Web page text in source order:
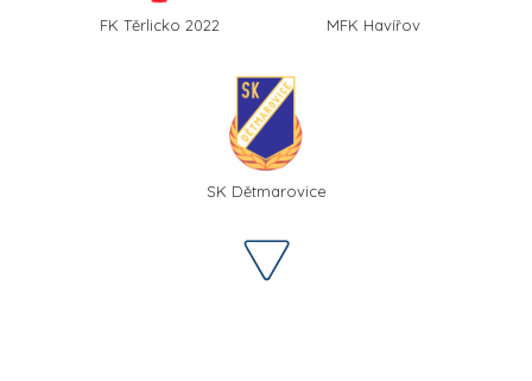
FK Těrlicko 2022 MFK Havířov
SK Dětmarovice